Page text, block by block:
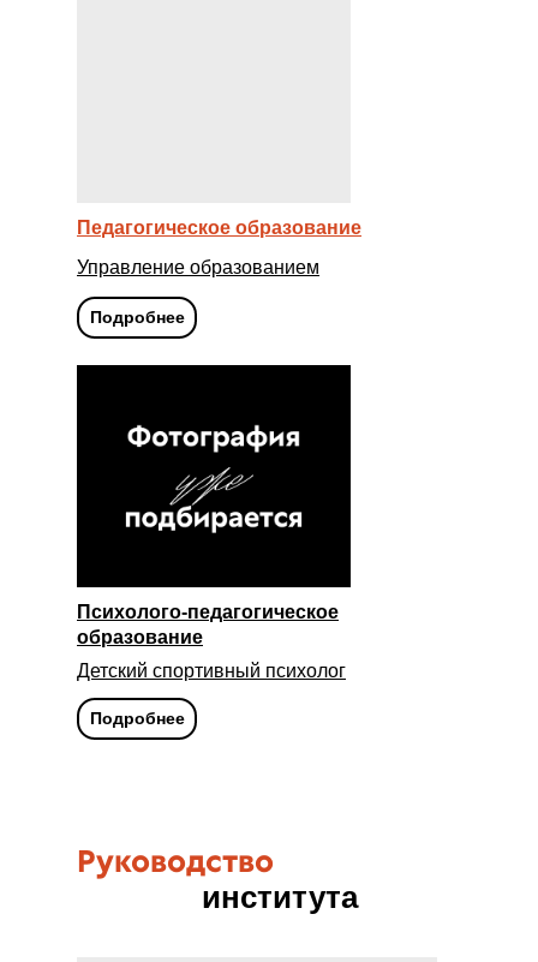
Педагогическое образование
Управление образованием
Подробнее
Психолого-педагогическое
образование
Детский спортивный психолог
Подробнее
Руководство
института